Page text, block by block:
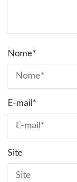
Nome*
E-mail *
Site